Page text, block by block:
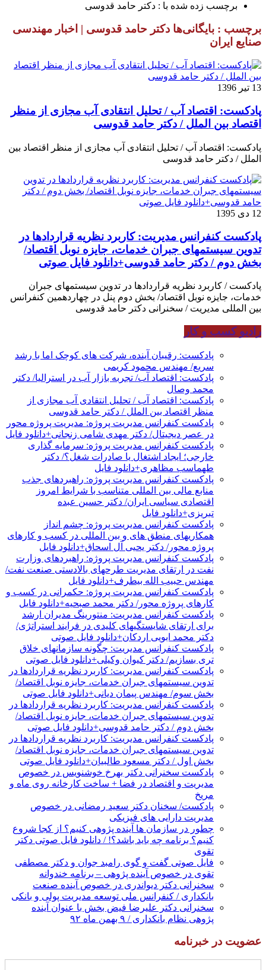
برچسب زده شده با : دکتر حامد قدوسی
برچسب : بایگانی‌ها دکتر حامد قدوسی | اخبار مهندسی
صنایع ایران
13 تیر 1396
پادکست: اقتصاد آب / تحلیل انتقادی آب مجازی از منظر
اقتصاد بین الملل / دکتر حامد قدوسی
پادکست: اقتصاد آب / تحلیل انتقادی آب مجازی از منظر اقتصاد بین
الملل / دکتر حامد قدوسی
12 دی 1395
پادکست کنفرانس مدیریت: کاربرد نظریه قراردادها در
تدوین سیستمهای جبران خدمات، جایزه نوبل اقتصاد/
بخش دوم / دکتر حامد قدوسی+دانلود فایل صوتی
پادکست / کاربرد نظریه قراردادها در تدوین سیستمهای جبران
خدمات، جایزه نوبل اقتصاد/ بخش دوم پنل در چهاردهمین کنفرانس
بین المللی مدیریت / سخنرانی دکتر حامد قدوسی
رادیو کسب و کار
پادکست: رقیبان آینده، شرکت های کوچک اما با رشد
سریع/ مهندس محمود کریمی
پادکست: اقتصاد آب/ تجربه بازار آب در استرالیا/ دکتر
محمد وصال
پادکست: اقتصاد آب / تحلیل انتقادی آب مجازی از
منظر اقتصاد بین الملل / دکتر حامد قدوسی
پادکست کنفرانس مدیریت پروژه: مدیریت پروژه محور
در عصر دیجیتال/ دکتر مهدی شامی زنجانی+دانلود فایل
پادکست کنفرانس مدیریت پروژه: سرمایه گذاری
خارجی؛ ایجاد اشتغال یا صادرات شغل؟/ دکتر
طهماسب مظاهری+دانلود فایل
پادکست کنفرانس مدیریت پروژه: راهبردهای جذب
منابع مالی بین المللی متناسب با شرایط امروز
اقتصادی سیاسی ایران/ دکتر حسین عبده
تبریزی+دانلود فایل
پادکست کنفرانس مدیریت پروژه: چشم انداز
همکاریهای منطق های و بین المللی در کسب و کارهای
پروژه محور/ دکتر یحیی آل اسحاق+دانلود فایل
پادکست کنفرانس مدیریت پروژه: راهبردهای وزارت
نفت در ارتقای مدیریت طرحهای بالادستی صنعت نفت/
مهندس حبیب الله بیطرف+دانلود فایل
پادکست کنفرانس مدیریت پروژه: حکمرانی در کسب و
کارهای پروژه محور/ دکتر محمد صبحیه+دانلود فایل
پادکست کنفرانس مدیریت: منتورینگ مدیران ارشد
برای ارتقای شایستگیهای کلیدی در فرایند استراتژی/
دکتر محمد ابویی اردکان+دانلود فایل صوتی
پادکست کنفرانس مدیریت: چگونه سازمانهای خلاق
تری بسازیم/ دکتر کیوان وکیلی+دانلود فایل صوتی
پادکست کنفرانس مدیریت: کاربرد نظریه قراردادها در
تدوین سیستمهای جبران خدمات، جایزه نوبل اقتصاد/
بخش سوم/ مهندس پیمان دیانی+دانلود فایل صوتی
پادکست کنفرانس مدیریت: کاربرد نظریه قراردادها در
تدوین سیستمهای جبران خدمات، جایزه نوبل اقتصاد/
بخش دوم / دکتر حامد قدوسی+دانلود فایل صوتی
پادکست کنفرانس مدیریت: کاربرد نظریه قراردادها در
تدوین سیستمهای جبران خدمات، جایزه نوبل اقتصاد/
بخش اول / دکتر مسعود طالبیان+دانلود فایل صوتی
پادکست سخنرانی دکتر بهرخ خوشنویس در خصوص
مدیریت و اقتصاد در فضا + ساخت کارخانه روی ماه و
مریخ
پادکست/ سخنان دکتر سعید رمضانی در خصوص
مدیریت دارایی های فیزیکی
چطور در سازمان ها آینده پژوهی کنیم؟ از کجا شروع
کنیم؟ برنامه چه باید باشد؟! / دانلود فایل صوتی دکتر
تقوی
فایل صوتی گفت و گوی رامبد جوان و دکتر مصطفی
تقوی در خصوص آینده پژوهی – برنامه خندوانه
سخنرانی دکتر دیواندری در خصوص آینده صنعت
بانکداری / کنفرانس ملی توسعه مدیریت پولی و بانکی
سخنرانی دکتر علیرضا فیض بخش با عنوان آینده
پژوهی نظام بانکداری / ۹ بهمن ماه ۹۲
عضویت در خبرنامه